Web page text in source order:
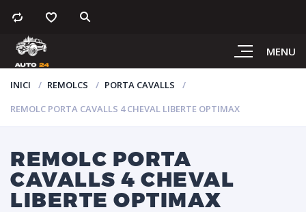
MENU
INICI REMOLCS
PORTA CAVALLS
REMOLC PORTA CAVALLS 4 CHEVAL LIBERTE OPTIMAX
REMOLC PORTA
CAVALLS 4 CHEVAL
LIBERTE OPTIMAX